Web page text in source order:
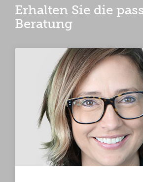
Erhalten Sie die
Beratung